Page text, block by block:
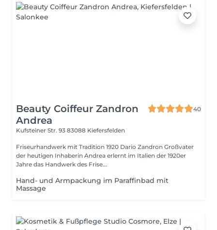
Beauty Coiffeur Zandron
Andrea
40
Kufsteiner Str. 93 83088 Kiefersfelden
Friseurhandwerk mit Tradition 1920 Dario Zandron Großvater
der heutigen Inhaberin Andrea erlernt im Italien der 1920er
Jahre das Handwerk des Frise...
Hand- und Armpackung im Paraffinbad mit
Massage